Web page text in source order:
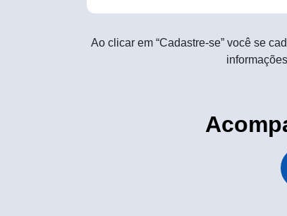
Ao clicar em “Cadastre-se” você se